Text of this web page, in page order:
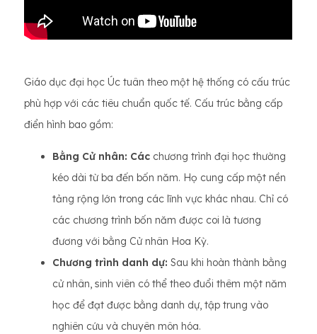
Giáo dục đại học Úc tuân theo một hệ thống có cấu trúc
phù hợp với các tiêu chuẩn quốc tế. Cấu trúc bằng cấp
điển hình bao gồm:
Bằng Cử nhân: Các chương trình đại học thường
kéo dài từ ba đến bốn năm. Họ cung cấp một nền
tảng rộng lớn trong các lĩnh vực khác nhau. Chỉ có
các chương trình bốn năm được coi là tương
đương với bằng Cử nhân Hoa Kỳ.
Chương trình danh dự: Sau khi hoàn thành bằng
cử nhân, sinh viên có thể theo đuổi thêm một năm
học để đạt được bằng danh dự, tập trung vào
nghiên cứu và chuyên môn hóa.